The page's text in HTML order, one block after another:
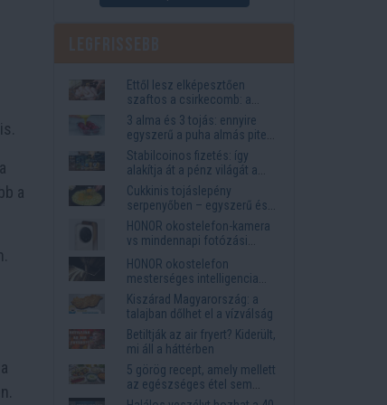
a
Ettől lesz elképesztően
szaftos a csirkecomb: a
sörös pác a titok
3 alma és 3 tojás: ennyire
egyszerű a puha almás pite
titka
Stabilcoinos fizetés: így
alakítja át a pénz világát a
Visa, a Mastercard és a
Western Union
Cukkinis tojáslepény
serpenyőben – egyszerű és
laktató vacsora
HONOR okostelefon-kamera
vs mindennapi fotózási
igények
HONOR okostelefon
mesterséges intelligencia
funkciók, amelyek
megkönnyítik az életet
Kiszárad Magyarország: a
talajban dőlhet el a vízválság
Betiltják az air fryert? Kiderült,
mi áll a háttérben
5 görög recept, amely mellett
az egészséges étel sem
tűnik lemondásnak